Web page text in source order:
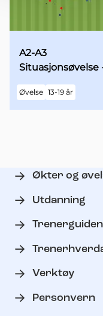
A2-A3
Situasjonsøvelse
Øvelse 13-19 år
Økter og
Utdanning
Trenerguiden
Verktøy
Personvern